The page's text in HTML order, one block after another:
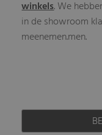
winkels. We
in de showroom
meenemen.men.